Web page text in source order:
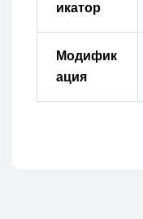
икатор
Модифик
ация